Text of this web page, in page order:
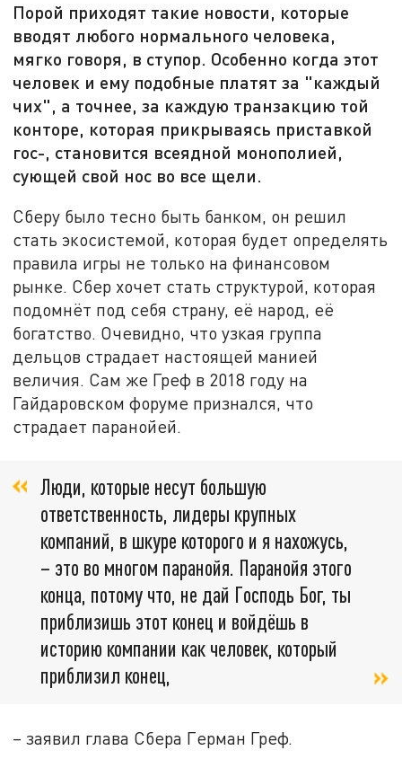
Порой приходят такие новости, которые
вводят любого нормального человека,
мягко говоря, в ступор. Особенно когда этот
человек и ему подобные платят за "каждый
чих", а точнее, за каждую транзакцию той
конторе, которая прикрываясь приставкой
гос-, становится всеядной монополией,
сующей свой нос во все щели.
Сберу было тесно быть банком, он решил
стать экосистемой, которая будет определять
правила игры не только на финансовом
рынке. Сбер хочет стать структурой, которая
подомнёт под себя страну, её народ, её
богатство. Очевидно, что узкая группа
дельцов страдает настоящей манией
величия. Сам же Греф в 2018 году на
Гайдаровском форуме признался, что
страдает паранойей.
Люди, которые несут большую
ответственность, лидеры крупных
компаний, в шкуре которого и я нахожусь,
– это во многом паранойя. Паранойя этого
конца, потому что, не дай Господь Бог, ты
приблизишь этот конец и войдёшь в
историю компании как человек, который
приблизил конец,
– заявил глава Сбера Герман Греф.